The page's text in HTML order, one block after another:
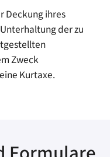
Deckung ihres
der zu
Zweck
Kurtaxe.